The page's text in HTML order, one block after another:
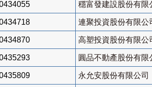
穩富發建設股份有限
連聚投資股份有限公
高塑投資股份有限公
圓品不動產股份有限
永允安股份有限公司